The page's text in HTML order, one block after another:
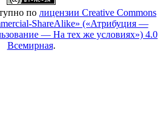
по лицензии Creative Commons
ShareAlike» («Атрибуция —
— На тех же условиях») 4.0
Всемирная.